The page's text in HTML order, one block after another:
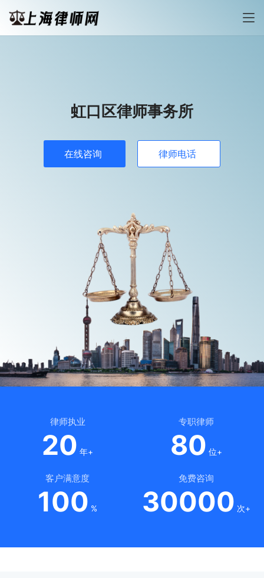
虹口区律师事务所
在线咨询 律师电话
律师执业
20 年+
专职律师
80 位+
客户满意度
100 %
免费咨询
30000 次+